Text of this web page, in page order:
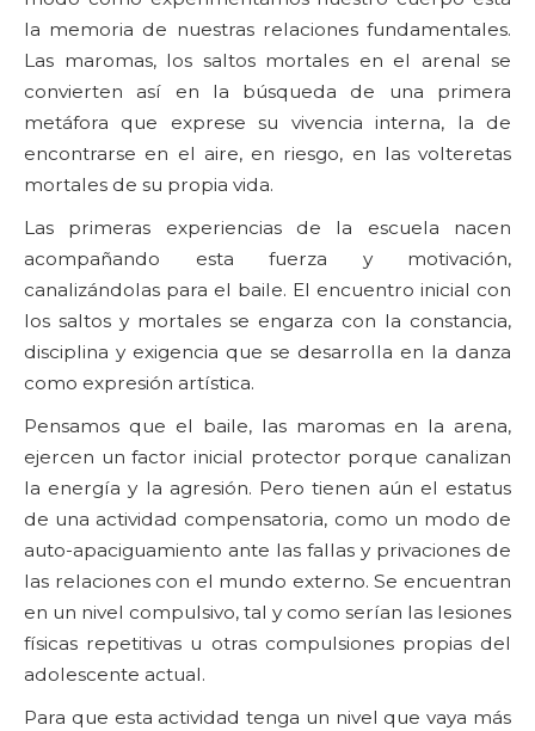
la memoria de nuestras relaciones fundamentales.
Las maromas, los saltos mortales en el arenal se
convierten así en la búsqueda de una primera
metáfora que exprese su vivencia interna, la de
encontrarse en el aire, en riesgo, en las volteretas
mortales de su propia vida.
Las primeras experiencias de la escuela nacen
acompañando esta fuerza y motivación,
canalizándolas para el baile. El encuentro inicial con
los saltos y mortales se engarza con la constancia,
disciplina y exigencia que se desarrolla en la danza
como expresión artística.
Pensamos que el baile, las maromas en la arena,
ejercen un factor inicial protector porque canalizan
la energía y la agresión. Pero tienen aún el estatus
de una actividad compensatoria, como un modo de
auto-apaciguamiento ante las fallas y privaciones de
las relaciones con el mundo externo. Se encuentran
en un nivel compulsivo, tal y como serían las lesiones
físicas repetitivas u otras compulsiones propias del
adolescente actual.
Para que esta actividad tenga un nivel que vaya más